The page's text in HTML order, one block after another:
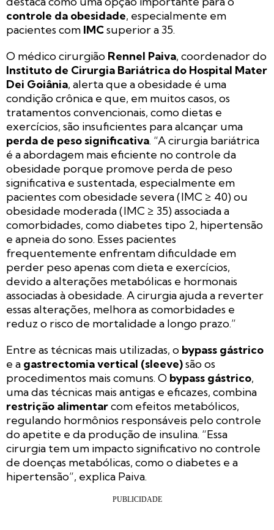
controle da obesidade, especialmente em
pacientes com IMCsuperior a 35.
O médico cirurgião Rennel Paiva, coordenador do
Instituto de Cirurgia Bariátrica do Hospital Mater
Dei Goiânia, alerta que a obesidade é uma
condição crônica e que, em muitos casos, os
tratamentos convencionais, como dietas e
exercícios, são insuficientes para alcançar uma
perda de peso significativa. “A cirurgia bariátrica
é a abordagem mais eficiente no controle da
obesidade porque promove perda de peso
significativa e sustentada, especialmente em
pacientes com obesidade severa (IMC ≥ 40) ou
obesidade moderada (IMC ≥ 35) associada a
comorbidades, como diabetes tipo 2, hipertensão
e apneia do sono. Esses pacientes
frequentemente enfrentam dificuldade em
perder peso apenas com dieta e exercícios,
devido a alterações metabólicas e hormonais
associadas à obesidade. A cirurgia ajuda a reverter
essas alterações, melhora as comorbidades e
reduz o risco de mortalidade a longo prazo.”
Entre as técnicas mais utilizadas, o bypass gástrico
e a gastrectomia vertical (sleeve)são os
procedimentos mais comuns. O bypass gástrico,
uma das técnicas mais antigas e eficazes, combina
restrição alimentarcom efeitos metabólicos,
regulando hormônios responsáveis pelo controle
do apetite e da produção de insulina. “Essa
cirurgia tem um impacto significativo no controle
de doenças metabólicas, como o diabetes e a
hipertensão”, explica Paiva.